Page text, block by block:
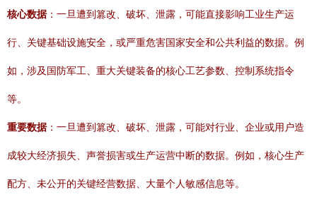
核心数据：一旦遭到篡改、破坏、泄露，可能直接影响工业生产运
行、关键基础设施安全，或严重危害国家安全和公共利益的数据。例
如，涉及国防军工、重大关键装备的核心工艺参数、控制系统指令
等。
重要数据：一旦遭到篡改、破坏、泄露，可能对行业、企业或用户造
成较大经济损失、声誉损害或生产运营中断的数据。例如，核心生产
配方、未公开的关键经营数据、大量个人敏感信息等。